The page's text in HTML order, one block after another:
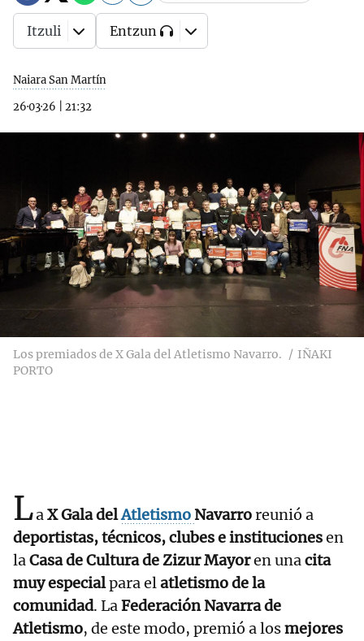
Naiara San Martín
26·03·26
21:32
Itzuli Entzun
Los premiados de X Gala del Atletismo Navarro.
IÑAKI
PORTO
LaX Gala delAtletismo Navarroreunió a
deportistas, técnicos, clubes e institucionesen
laCasa de Cultura de Zizur Mayoren unacita
muy especialpara elatletismo de la
comunidad. LaFederación Navarra de
Atletismo, de este modo, premió a losmejores